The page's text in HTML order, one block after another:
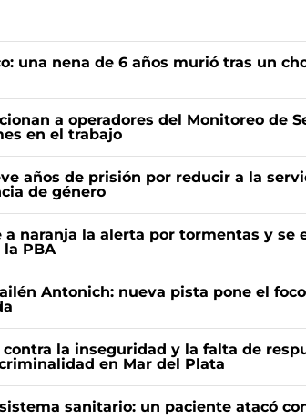
una nena de 6 años murió tras un
a operadores del Monitoreo de
en el trabajo
años de prisión por reducir a la
de género
a naranja la alerta por tormentas y se
PBA
Antonich: nueva pista pone el
contra la inseguridad y la falta de
en Mar del Plata
sanitario: un paciente atacó